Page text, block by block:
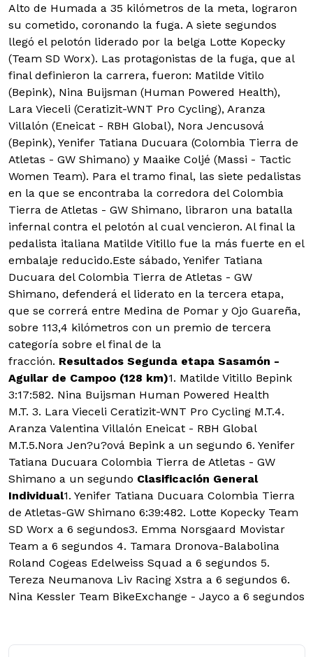
Alto de Humada a 35 kilómetros de la meta, lograron
su cometido, coronando la fuga. A siete segundos
llegó el pelotón liderado por la belga Lotte Kopecky
(Team SD Worx). Las protagonistas de la fuga, que al
final definieron la carrera, fueron: Matilde Vitilo
(Bepink), Nina Buijsman (Human Powered Health),
Lara Vieceli (Ceratizit-WNT Pro Cycling), Aranza
Villalón (Eneicat - RBH Global), Nora Jencusová
(Bepink), Yenifer Tatiana Ducuara (Colombia Tierra de
Atletas - GW Shimano) y Maaike Coljé (Massi - Tactic
Women Team). Para el tramo final, las siete pedalistas
en la que se encontraba la corredora del Colombia
Tierra de Atletas - GW Shimano, libraron una batalla
infernal contra el pelotón al cual vencieron. Al final la
pedalista italiana Matilde Vitillo fue la más fuerte en el
embalaje reducido.Este sábado, Yenifer Tatiana
Ducuara del Colombia Tierra de Atletas - GW
Shimano, defenderá el liderato en la tercera etapa,
que se correrá entre Medina de Pomar y Ojo Guareña,
sobre 113,4 kilómetros con un premio de tercera
categoría sobre el final de la
fracción. Resultados Segunda etapa Sasamón -
Aguilar de Campoo (128 km)1. Matilde Vitillo Bepink
3:17:582. Nina Buijsman Human Powered Health
M.T. 3. Lara Vieceli Ceratizit-WNT Pro Cycling M.T.4.
Aranza Valentina Villalón Eneicat - RBH Global
M.T.5.Nora Jen?u?ová Bepink a un segundo 6. Yenifer
Tatiana Ducuara Colombia Tierra de Atletas - GW
Shimano a un segundo Clasificación General
Individual1. Yenifer Tatiana Ducuara Colombia Tierra
de Atletas-GW Shimano 6:39:482. Lotte Kopecky Team
SD Worx a 6 segundos3. Emma Norsgaard Movistar
Team a 6 segundos 4. Tamara Dronova-Balabolina
Roland Cogeas Edelweiss Squad a 6 segundos 5.
Tereza Neumanova Liv Racing Xstra a 6 segundos 6.
Nina Kessler Team BikeExchange - Jayco a 6 segundos